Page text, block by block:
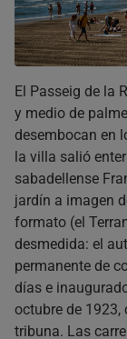
El Passeig de la
y medio de
desembocan en
la villa salió
sabadellense
jardín a imagen
formato (el
desmedida: el
permanente de
días e
octubre de 1923,
tribuna. Las